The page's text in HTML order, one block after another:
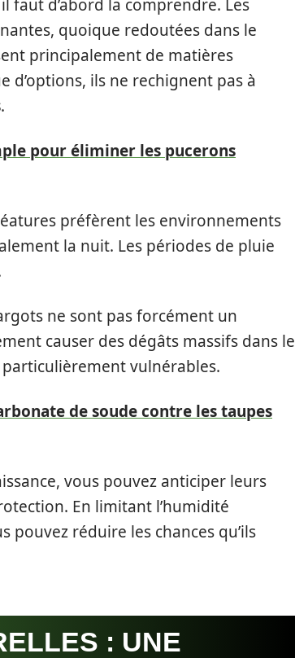
faut d’abord la comprendre. Les
quoique redoutées dans le
principalement de matières
d’options, ils ne rechignent pas à
.
pour éliminer les pucerons
préfèrent les environnements
la nuit. Les périodes de pluie
ne sont pas forcément un
causer des dégâts massifs dans le
vulnérables.
de soude contre les taupes
vous pouvez anticiper leurs
En limitant l’humidité
pouvez réduire les chances qu’ils
: UNE